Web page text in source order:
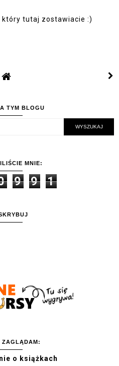
który tutaj zostawiacie :)
TYM BLOGU
MNIE:
9 9 1
ZAGLĄDAM:
o książkach